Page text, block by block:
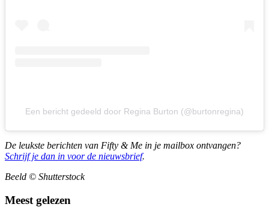
Een bericht gedeeld door Regina Burton (@burtonregina)
De leukste berichten van Fifty & Me in je mailbox ontvangen?
Schrijf je dan in voor de nieuwsbrief.
Beeld © Shutterstock
Meest gelezen